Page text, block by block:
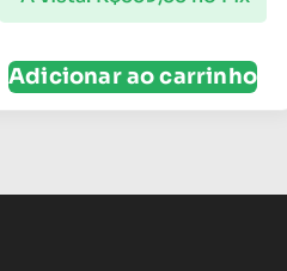
Adicionar ao carrinho